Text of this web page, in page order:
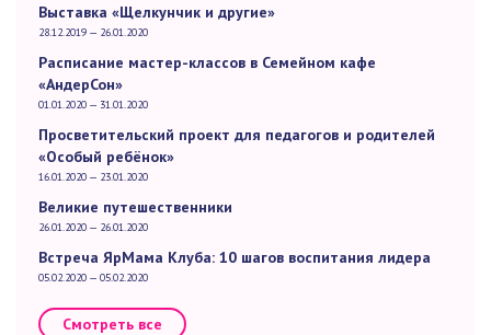
Выставка «Щелкунчик и другие»
28.12.2019 — 26.01.2020
Расписание мастер-классов в Семейном кафе
«АндерСон»
01.01.2020 — 31.01.2020
Просветительский проект для педагогов и родителей
«Особый ребёнок»
16.01.2020 — 23.01.2020
Великие путешественники
26.01.2020 — 26.01.2020
Встреча ЯрМама Клуба: 10 шагов воспитания лидера
05.02.2020 — 05.02.2020
Смотреть все